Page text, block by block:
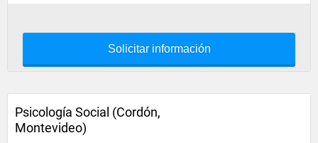
Solicitar información
Psicología Social (Cordón,
Montevideo)